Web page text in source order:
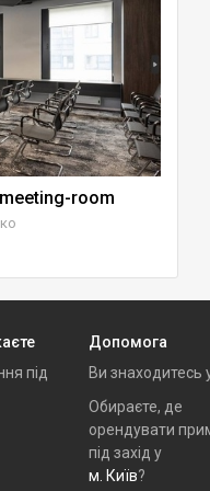
meeting-room
під
Допомога
Ви знаходитесь
Обираєте, де
орендувати
під захід у
м. Київ?